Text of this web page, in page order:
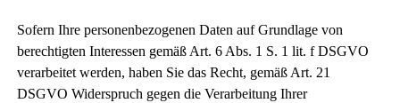
Sofern Ihre personenbezogenen Daten auf Grundlage von
berechtigten Interessen gemäß Art. 6 Abs. 1 S. 1 lit. f DSGVO
verarbeitet werden, haben Sie das Recht, gemäß Art. 21
DSGVO Widerspruch gegen die Verarbeitung Ihrer